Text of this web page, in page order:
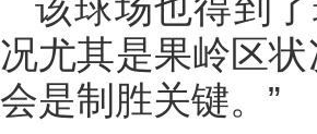
况尤其是果岭区
会是制胜关键。”